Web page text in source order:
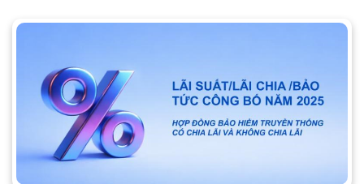
Loyalty 2026. Đây là lời cảm ơn chân thành từ trái tim, tiếp